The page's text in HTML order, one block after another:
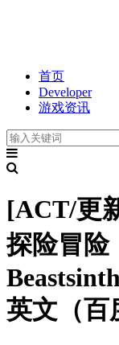
首页
Developer
游戏资讯
[ACT/更
探险冒险
英文（百